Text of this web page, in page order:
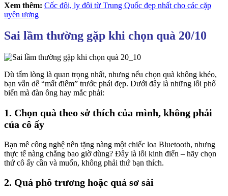
Xem thêm: Cốc đôi, ly đôi từ Trung Quốc đẹp nhất cho các cặp
uyên ương
Sai lầm thường gặp khi chọn quà 20/10
Dù tấm lòng là quan trọng nhất, nhưng nếu chọn quà không khéo,
bạn vẫn dễ “mất điểm” trước phái đẹp. Dưới đây là những lỗi phổ
biến mà đàn ông hay mắc phải:
1. Chọn quà theo sở thích của mình, không phải
của cô ấy
Bạn mê công nghệ nên tặng nàng một chiếc loa Bluetooth, nhưng
thực tế nàng chẳng bao giờ dùng? Đây là lỗi kinh điển – hãy chọn
thứ cô ấy cần và muốn, không phải thứ bạn thích.
2. Quá phô trương hoặc quá sơ sài